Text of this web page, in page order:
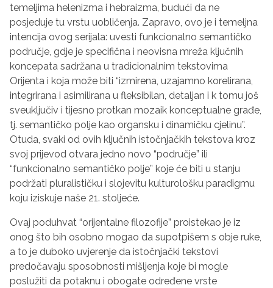
temeljima helenizma i hebraizma, budući da ne
posjeduje tu vrstu uobličenja. Zapravo, ovo je i temeljna
intencija ovog serijala: uvesti funkcionalno semantičko
područje, gdje je specifična i neovisna mreža ključnih
koncepata sadržana u tradicionalnim tekstovima
Orijenta i koja može biti “izmirena, uzajamno korelirana,
integrirana i asimilirana u fleksibilan, detaljan i k tomu još
sveuključiv i tijesno protkan mozaik konceptualne građe,
tj. semantičko polje kao organsku i dinamičku cjelinu”.
Otuda, svaki od ovih ključnih istočnjačkih tekstova kroz
svoj prijevod otvara jedno novo “područje” ili
“funkcionalno semantičko polje” koje će biti u stanju
podržati pluralističku i slojevitu kulturološku paradigmu
koju iziskuje naše 21. stoljeće.
Ovaj poduhvat “orijentalne filozofije” proistekao je iz
onog što bih osobno mogao da supotpišem s obje ruke,
a to je duboko uvjerenje da istočnjački tekstovi
predočavaju sposobnosti mišljenja koje bi mogle
poslužiti da potaknu i obogate određene vrste